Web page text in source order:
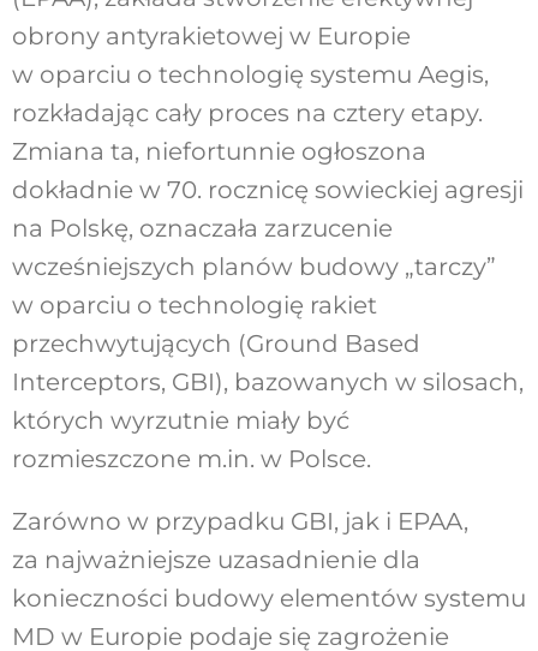
obrony antyrakietowej w Europie
w oparciu o technologię systemu Aegis,
rozkładając cały proces na cztery etapy.
Zmiana ta, niefortunnie ogłoszona
dokładnie w 70. rocznicę sowieckiej agresji
na Polskę, oznaczała zarzucenie
wcześniejszych planów budowy „tarczy”
w oparciu o technologię rakiet
przechwytujących (Ground Based
Interceptors, GBI), bazowanych w silosach,
których wyrzutnie miały być
rozmieszczone m.in. w Polsce.
Zarówno w przypadku GBI, jak i EPAA,
za najważniejsze uzasadnienie dla
konieczności budowy elementów systemu
MD w Europie podaje się zagrożenie